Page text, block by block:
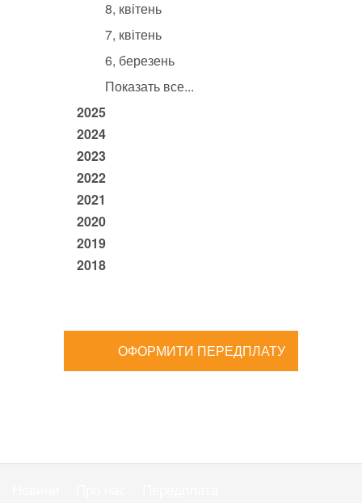
8, квітень
7, квітень
6, березень
Показать все...
2025
2024
2023
2022
2021
2020
2019
2018
ОФОРМИТИ ПЕРЕДПЛАТУ